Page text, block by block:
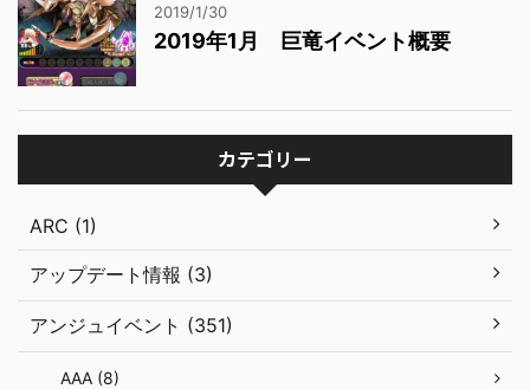
2019/1/30
2019年1月 巨竜イベント概要
カテゴリー
ARC (1)
アップデート情報 (3)
アンジュイベント (351)
AAA (8)